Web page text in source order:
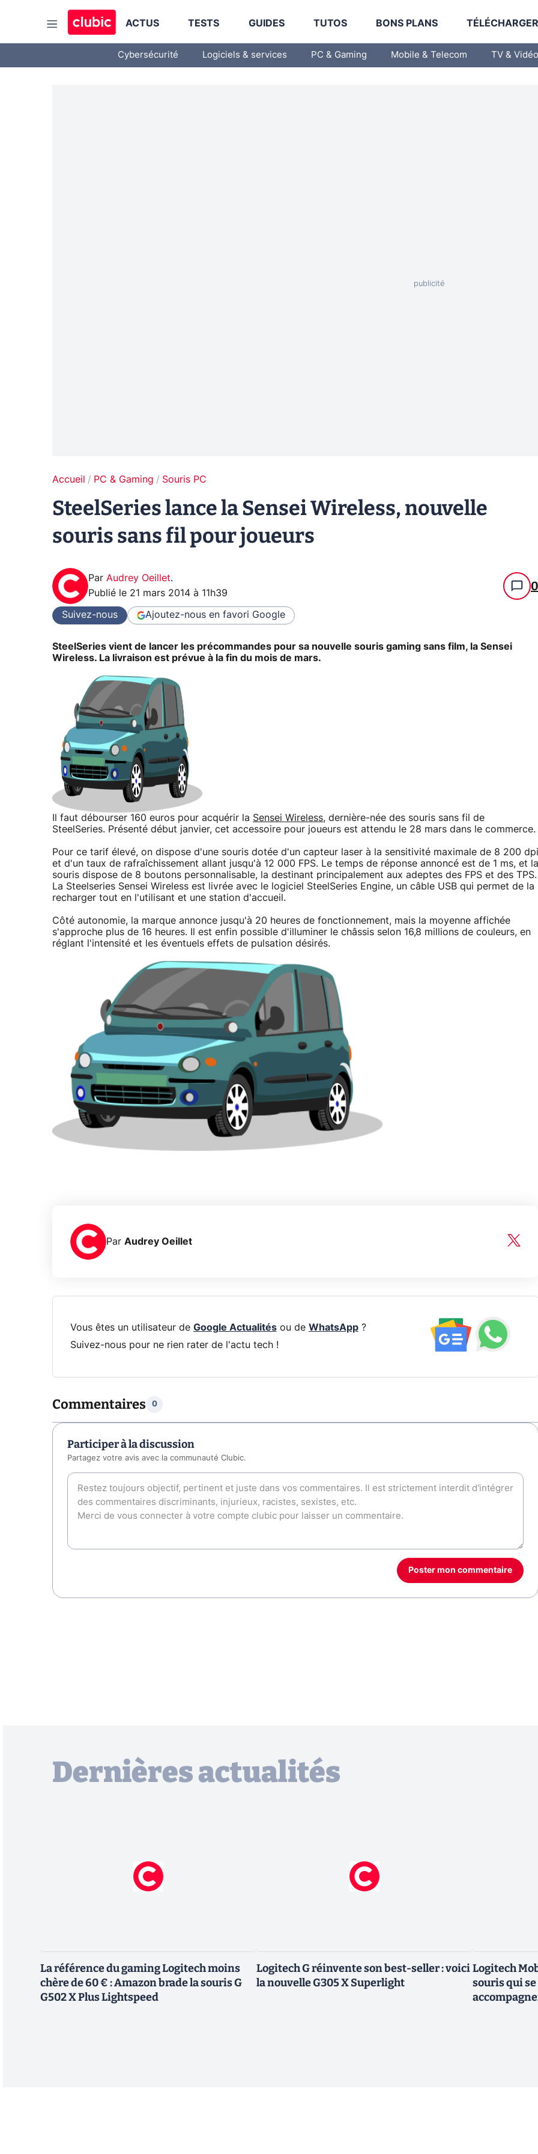
ACTUS TESTS GUIDES TUTOS BONS PLANS
Cybersécurité Logiciels & services PC & Gaming Mobile & Telecom TV & Vidéo
Accueil PC & Gaming Souris PC
SteelSeries lance la Sensei Wireless, nouvelle
souris sans fil pour joueurs
Par Audrey Oeillet.
Publié le 21 mars 2014 à 11h39 0
Suivez-nous Ajoutez-nous en favori Google
SteelSeries vient de lancer les précommandes pour sa nouvelle souris gaming sans film, la Sensei
Wireless. La livraison est prévue à la fin du mois de mars.
Il faut débourser 160 euros pour acquérir la Sensei Wireless, dernière-née des souris sans fil de
SteelSeries. Présenté début janvier, cet accessoire pour joueurs est attendu le 28 mars dans le commerce.
Pour ce tarif élevé, on dispose d'une souris dotée d'un capteur laser à la sensitivité maximale de 8 200 dpi
et d'un taux de rafraîchissement allant jusqu'à 12 000 FPS. Le temps de réponse annoncé est de 1 ms, et la
souris dispose de 8 boutons personnalisable, la destinant principalement aux adeptes des FPS et des TPS.
La Steelseries Sensei Wireless est livrée avec le logiciel SteelSeries Engine, un câble USB qui permet de la
recharger tout en l'utilisant et une station d'accueil.
Côté autonomie, la marque annonce jusqu'à 20 heures de fonctionnement, mais la moyenne affichée
s'approche plus de 16 heures. Il est enfin possible d'illuminer le châssis selon 16,8 millions de couleurs, en
réglant l'intensité et les éventuels effets de pulsation désirés.
Par Audrey Oeillet
Vous êtes un utilisateur de Google Actualitésou de WhatsApp?
Suivez-nous pour ne rien rater de l'actu tech !
Commentaires 0
Participer à la discussion
Partagez votre avis avec la communauté Clubic.
Poster mon commentaire
Dernières actualités
La référence du gaming Logitech moins
chère de 60 € : Amazon brade la souris G
G502 X Plus Lightspeed
Logitech G réinvente son best-seller : voici
la nouvelle G305 X Superlight
Logitech
souris qui